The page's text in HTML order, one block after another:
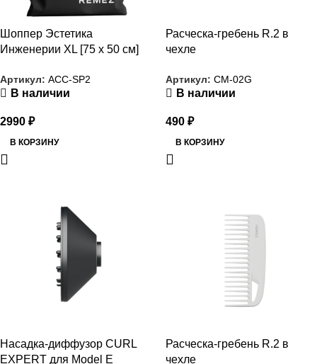
Шоппер Эстетика
Инженерии XL [75 x 50 см]
Артикул: ACC-SP2
В наличии
2990 ₽
В КОРЗИНУ
Расческа-гребень R.2 в
чехле
Артикул: CM-02G
В наличии
490 ₽
В КОРЗИНУ
Насадка-диффузор CURL
EXPERT для Model E
Расческа-гребень R.2 в
чехле